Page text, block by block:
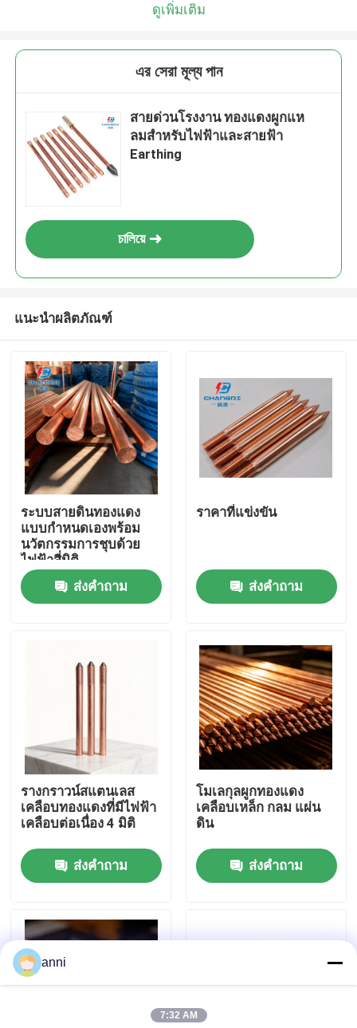
บ้าน
ทัวร์โรงงาน
ควบคุมคุณภาพ
ติดต่อเรา
ข่าว
ทุกกรณี
ดูเพิ่มเติม
এর সেরা মূল্য পান
สายด่วนโรงงาน ทองแดงผูกแห
ลมสําหรับไฟฟ้าและสายฟ้า
Earthing
চালিয়ে
แนะนำผลิตภัณฑ์
ระบบสายดินทองแดง
แบบกำหนดเองพร้อม
นวัตกรรมการชุบด้วย
ไฟฟ้าสี่มิติ
ส่งคำถาม
ราคาที่แข่งขัน
ส่งคำถาม
รางกราวน์สแตนเลส
เคลือบทองแดงที่มีไฟฟ้า
เคลือบต่อเนื่อง 4 มิติ
ส่งคำถาม
โมเลกุลผูกทองแดง
เคลือบเหล็ก กลม แผ่น
ดิน
ส่งคำถาม
anni
7:32 AM